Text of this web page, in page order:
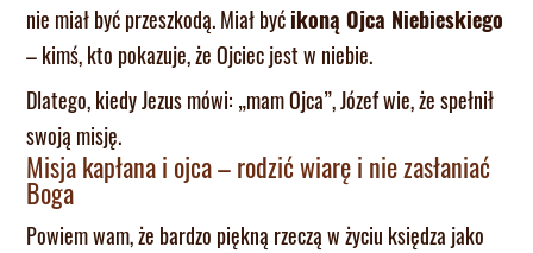
nie miał być przeszkodą. Miał byćikoną Ojca Niebieskiego
– kimś, kto pokazuje, że Ojciec jest w niebie.
Dlatego, kiedy Jezus mówi: „mam Ojca”, Józef wie, że spełnił
swoją misję.
Misja kapłana i ojca – rodzić wiarę i nie zasłaniać
Boga
Powiem wam, że bardzo piękną rzeczą w życiu księdza jako